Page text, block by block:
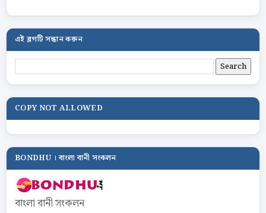
এই ব্লগটি সন্ধান করুন
COPY NOT ALLOWED
BONDHU । বাংলা বানী সংকলন
বাংলা বানী সংকলন